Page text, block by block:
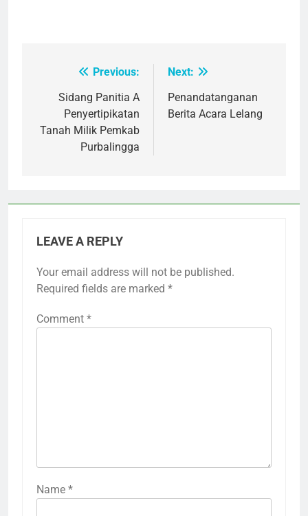
navigation
Previous:
Sidang Panitia A
Penyertipikatan
Tanah Milik Pemkab
Purbalingga
Next:
Penandatanganan
Berita Acara Lelang
LEAVE A REPLY
Your email address will not be published.
Required fields are marked *
Comment *
Name *